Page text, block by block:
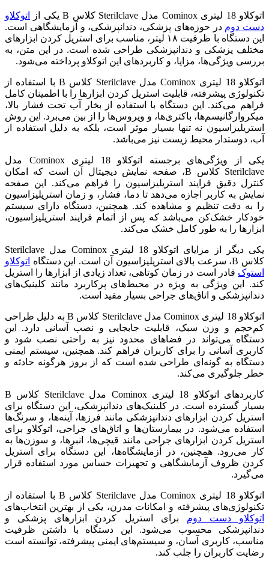
اتوکلاو 18 لیتری Cominox مدل Sterilclave کلاس B یکی از
اتوکلاو
دست دوم در حوزه‌های پزشکی، دندانپزشکی، و آزمایشگاهی است.
این دستگاه با ظرفیت ۱۸ لیتر، مناسب برای استریل کردن ابزارهای
مختلف پزشکی و دندانپزشکی طراحی شده است. در این متن، به
بررسی ویژگی‌ها، مزایا، و کاربردهای این اتوکلاو پرداخته می‌شود.
اتوکلاو 18 لیتری Cominox مدل Sterilclave کلاس B با استفاده از
تکنولوژی پیشرفته، قابلیت استریل کردن ابزارها را با اطمینان کامل
فراهم می‌کند. این دستگاه با استفاده از بخار آب تحت فشار بالا،
میکروارگانیسم‌ها، باکتری‌ها، و ویروس‌ها را از بین می‌برد. این روش
استریلیزاسیون نه تنها بسیار موثر است، بلکه به دلیل استفاده از
آب، دوستدار محیط زیست نیز می‌باشد.
یکی از ویژگی‌های برجسته اتوکلاو 18 لیتری Cominox مدل
Sterilclave کلاس B، صفحه نمایش دیجیتال آن است که امکان
کنترل دقیق فرایند استریلیزاسیون را فراهم می‌کند. این صفحه
نمایش به کاربر اجازه می‌دهد تا دما، فشار، و زمان استریلیزاسیون
را به دقت تنظیم و مشاهده کند. همچنین، دستگاه دارای سیستم
خودکار خشک‌کن می‌باشد که پس از اتمام فرایند استریلیزاسیون،
ابزارها را به طور کامل خشک می‌کند.
یکی دیگر از مزایای اتوکلاو 18 لیتری Cominox مدل Sterilclave
کلاس B، سرعت بالای استریلیزاسیون آن است. این دستگاه
اتوکلاو
استوک قادر است در زمان کوتاهی، تعداد زیادی از ابزارها را استریل
کند. این ویژگی به ویژه در محیط‌های پرکاربرد مانند کلینیک‌های
دندانپزشکی و اتاق‌های جراحی بسیار مفید است.
اتوکلاو 18 لیتری Cominox مدل Sterilclave کلاس B به دلیل طراحی
کم‌حجم و وزن سبک، قابلیت جابجایی و نصب آسانی دارد. این
دستگاه می‌تواند در فضاهای محدود نیز به راحتی نصب شود و
کاربری آسانی را برای کاربران فراهم کند. همچنین، سیستم ایمنی
دستگاه به گونه‌ای طراحی شده است که از بروز هرگونه حادثه و
خطر جلوگیری می‌کند.
کاربردهای اتوکلاو 18 لیتری Cominox مدل Sterilclave کلاس B
بسیار گسترده است. در کلینیک‌های دندانپزشکی، این دستگاه برای
استریل کردن ابزارهای دندانپزشکی مانند فرزها، آینه‌ها، و سرنگ‌ها
استفاده می‌شود. در بیمارستان‌ها و اتاق‌های جراحی، اتوکلاو برای
استریل کردن ابزارهای جراحی مانند قیچی‌ها، انبرها، و سوزن‌ها به
کار می‌رود. همچنین، در آزمایشگاه‌ها، این دستگاه برای استریل
کردن ظروف آزمایشگاهی و تجهیزات حساس مورد استفاده قرار
می‌گیرد.
اتوکلاو 18 لیتری Cominox مدل Sterilclave کلاس B با استفاده از
تکنولوژی‌های پیشرفته و امکانات مدرن، یکی از بهترین انتخاب‌های
اتوکلاو دست دوم برای استریل کردن ابزارهای پزشکی و
دندانپزشکی محسوب می‌شود. این دستگاه با داشتن ظرفیت
مناسب، کاربری آسان، و سیستم‌های ایمنی پیشرفته، توانسته است
رضایت کاربران را جلب کند.